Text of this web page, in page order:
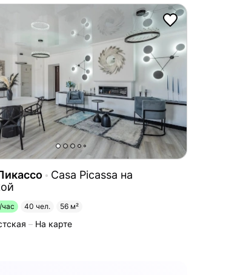
Casa Picassa на
40 чел. 56 м²
На карте